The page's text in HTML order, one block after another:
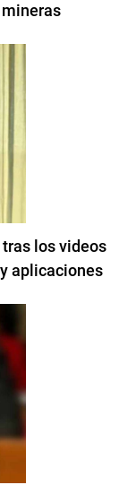
los videos
aplicaciones